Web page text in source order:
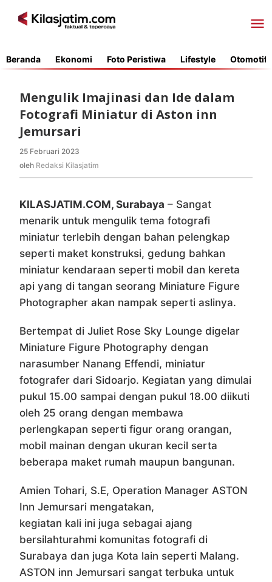
Beranda Ekonomi Foto Peristiwa Lifestyle Otomotif
Mengulik Imajinasi dan Ide dalam
Fotografi Miniatur di Aston inn
Jemursari
25 Februari 2023
Redaksi
oleh Redaksi Kilasjatim
KILASJATIM.COM, Surabaya – Sangat
menarik untuk mengulik tema fotografi
miniatur terlebih dengan bahan pelengkap
seperti maket konstruksi, gedung bahkan
miniatur kendaraan seperti mobil dan kereta
api yang di tangan seorang Miniature Figure
Photographer akan nampak seperti aslinya.
Bertempat di Juliet Rose Sky Lounge digelar
Miniature Figure Photography dengan
narasumber Nanang Effendi, miniatur
fotografer dari Sidoarjo. Kegiatan yang dimulai
pukul 15.00 sampai dengan pukul 18.00 diikuti
oleh 25 orang dengan membawa
perlengkapan seperti figur orang orangan,
mobil mainan dengan ukuran kecil serta
beberapa maket rumah maupun bangunan.
Amien Tohari, S.E, Operation Manager ASTON
Inn Jemursari mengatakan,
kegiatan kali ini juga sebagai ajang
bersilahturahmi komunitas fotografi di
Surabaya dan juga Kota lain seperti Malang.
ASTON inn Jemursari sangat terbuka untuk